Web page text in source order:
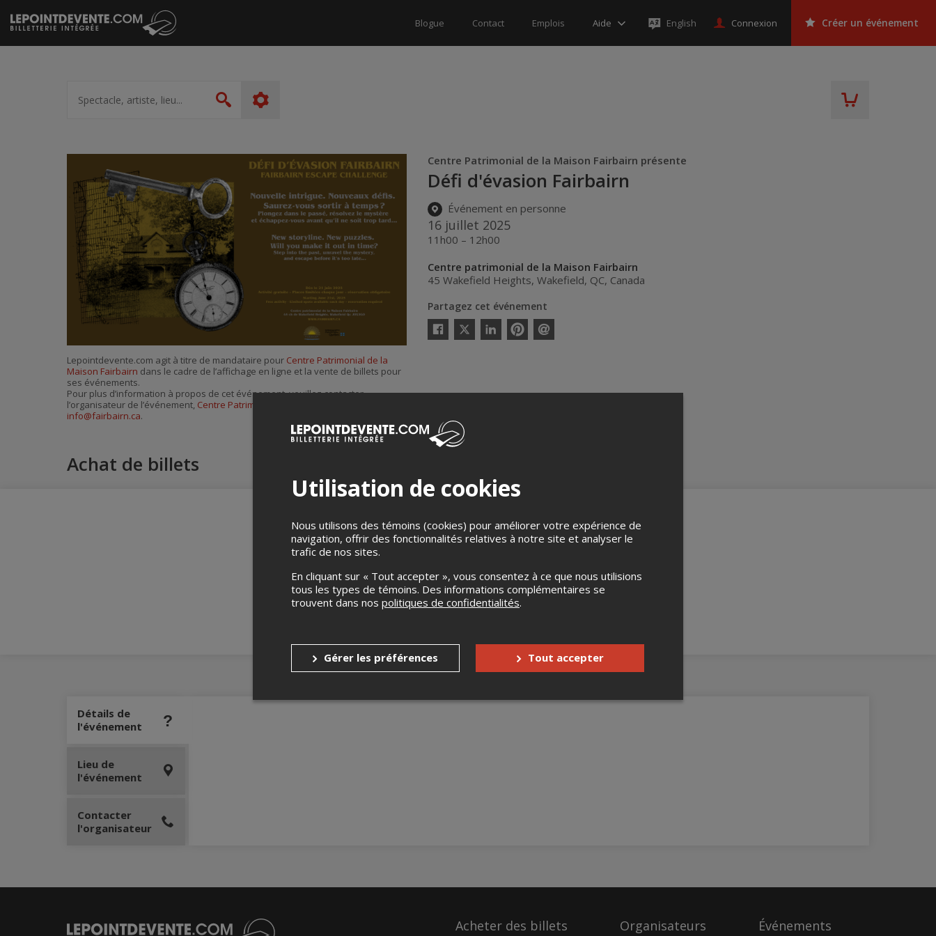
Passer
au
contenu
Blogue Contact Emplois Aide English Connexion Créer un événement
artiste,
lieu...
Rechercher
Centre Patrimonial de la Maison Fairbairn présente
Défi d'évasion Fairbairn
Événement en personne
16 juillet 2025
11h00 – 12h00
Centre patrimonial de la Maison Fairbairn
45 Wakefield Heights,Wakefield, QC, Canada
Partagez cet événement
Facebook
Twitter
LinkedinPinterestEnvoyer
Lepointdevente.com agit à titre de mandataire pour Centre Patrimonial de la
Maison Fairbairn dans le cadre de l’affichage en ligne et la vente de billets pour
ses événements.
Pour plus d’information à propos de cet événement, veuillez contacter
l’organisateur de l’événement, Centre Patrimonial de la Maison Fairbairn
info@fairbairn.ca.
Achat de billets
Merci de confirmer que vous n'êtes pas un robot ci-bas.
Détails de
l'événement
Lieu de
l'événement
Contacter
l'organisateur
Acheter des billets Organisateurs Événements
Utilisation de cookies
Nous utilisons des témoins (cookies) pour améliorer votre expérience de
navigation, offrir des fonctionnalités relatives à notre site et analyser le
trafic de nos sites.
En cliquant sur « Tout accepter », vous consentez à ce que nous utilisions
tous les types de témoins. Des informations complémentaires se
trouvent dans nos politiques de confidentialités.
Gérer les préférences Tout accepter